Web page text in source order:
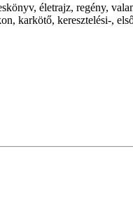
életrajz, regény,
karkötő, keresztelési-,